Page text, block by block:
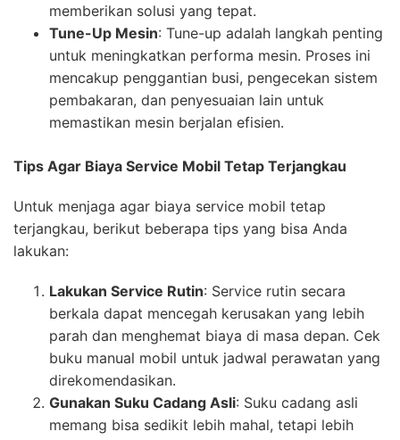
memberikan solusi yang tepat.
Tune-Up Mesin: Tune-up adalah langkah penting
untuk meningkatkan performa mesin. Proses ini
mencakup penggantian busi, pengecekan sistem
pembakaran, dan penyesuaian lain untuk
memastikan mesin berjalan efisien.
Tips Agar Biaya Service Mobil Tetap Terjangkau
Untuk menjaga agar biaya service mobil tetap
terjangkau, berikut beberapa tips yang bisa Anda
lakukan:
Lakukan Service Rutin: Service rutin secara
berkala dapat mencegah kerusakan yang lebih
parah dan menghemat biaya di masa depan. Cek
buku manual mobil untuk jadwal perawatan yang
direkomendasikan.
Gunakan Suku Cadang Asli: Suku cadang asli
memang bisa sedikit lebih mahal, tetapi lebih